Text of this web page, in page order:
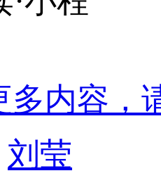
多内容，
刘莹